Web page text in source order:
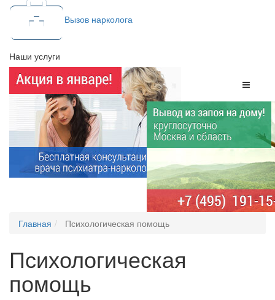
Вызов нарколога
Наши услуги
Меню
Главная Психологическая помощь
Психологическая
помощь